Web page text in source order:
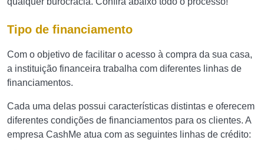
Tipo de financiamento
Com o objetivo de facilitar o acesso à compra da sua casa,
a instituição financeira trabalha com diferentes linhas de
financiamentos.
Cada uma delas possui características distintas e oferecem
diferentes condições de financiamentos para os clientes. A
empresa CashMe atua com as seguintes linhas de crédito: